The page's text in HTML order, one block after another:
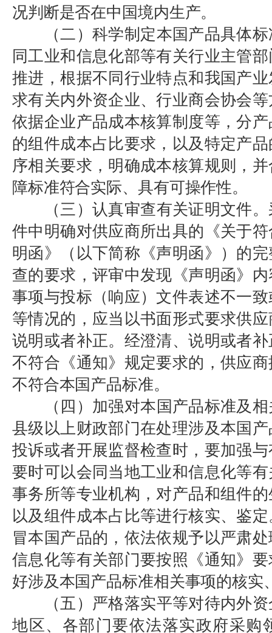
况判断是否在中国境内生产。
（二）科学制定本国产品具体
同工业和信息化部等有关行业主管
推进，根据不同行业特点和我国产
求有关内外资企业、行业商会协会
依据企业产品成本核算制度等，分
的组件成本占比要求，以及特定产
序相关要求，明确成本核算规则，
障标准符合实际、具有可操作性。
（三）认真审查有关证明文件
件中明确对供应商所出具的《关于
明函》（以下简称《声明函》）的
查的要求，评审中发现《声明函》
事项与投标（响应）文件表述不一
等情况的，应当以书面形式要求供
说明或者补正。经澄清、说明或者
不符合《通知》规定要求的，供应
不符合本国产品标准。
（四）加强对本国产品标准及
县级以上财政部门在处理涉及本国
投诉或者开展监督检查时，要加强
要时可以会同当地工业和信息化等
事务所等专业机构，对产品和组件
以及组件成本占比等进行核实、鉴
冒本国产品的，依法依规予以严肃
信息化等有关部门要按照《通知》
好涉及本国产品标准相关事项的核实
（五）严格落实平等对待内外
地区、各部门要依法落实政府采购